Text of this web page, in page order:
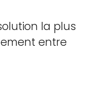
la plus
entre